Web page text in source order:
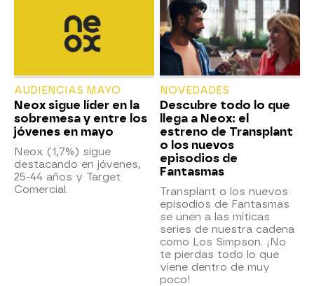
AUDIENCIAS MAYO
Neox sigue líder en la
sobremesa y entre los
jóvenes en mayo
Neox (1,7%) sigue
destacando en jóvenes,
25-44 años y Target
Comercial.
NOVEDADES
Descubre todo lo que
llega a Neox: el
estreno de Transplant
o los nuevos
episodios de
Fantasmas
Transplant o los nuevos
episodios de Fantasmas
se unen a las míticas
series de nuestra cadena
como Los Simpson. ¡No
te pierdas todo lo que
viene dentro de muy
poco!